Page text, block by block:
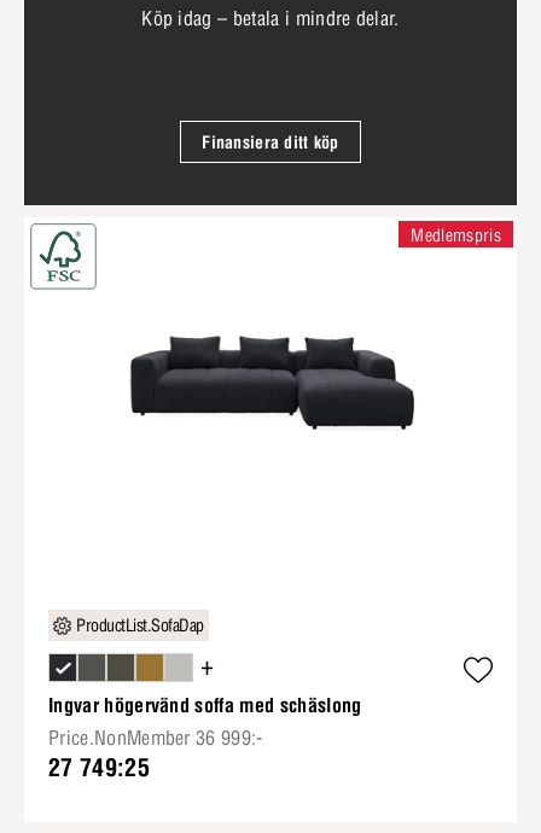
Köp idag – betala i mindre delar.
Finansiera ditt köp
ProductList.SofaDap
+
Ingvar högervänd soffa med schäslong
Price.NonMember 36 999:-
27 749:25
Medlemspris